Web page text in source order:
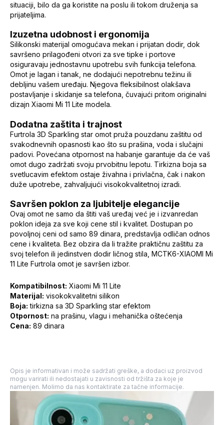
situaciji, bilo da ga koristite na poslu ili tokom druženja sa
prijateljima.
Izuzetna udobnost i ergonomija
Silikonski materijal omogućava mekan i prijatan dodir, dok
savršeno prilagođeni otvori za sve tipke i portove
osiguravaju jednostavnu upotrebu svih funkcija telefona.
Omot je lagan i tanak, ne dodajući nepotrebnu težinu ili
debljinu vašem uređaju. Njegova fleksibilnost olakšava
postavljanje i skidanje sa telefona, čuvajući pritom originalni
dizajn Xiaomi Mi 11 Lite modela.
Dodatna zaštita i trajnost
Furtrola 3D Sparkling star omot pruža pouzdanu zaštitu od
svakodnevnih opasnosti kao što su prašina, voda i slučajni
padovi. Povećana otpornost na habanje garantuje da će vaš
omot dugo zadržati svoju prvobitnu lepotu. Tirkizna boja sa
svetlucavim efektom ostaje živahna i privlačna, čak i nakon
duže upotrebe, zahvaljujući visokokvalitetnoj izradi.
Savršen poklon za ljubitelje elegancije
Ovaj omot ne samo da štiti vaš uređaj već je i izvanredan
poklon ideja za sve koji cene stil i kvalitet. Dostupan po
povoljnoj ceni od samo 89 dinara, predstavlja odličan odnos
cene i kvaliteta. Bez obzira da li tražite praktičnu zaštitu za
svoj telefon ili jedinstven dodir ličnog stila, MCTK6-XIAOMI Mi
11 Lite Furtrola omot je savršen izbor.
Kompatibilnost: Xiaomi Mi 11 Lite
Materijal: visokokvalitetni silikon
Boja: tirkizna sa 3D Sparkling star efektom
Otpornost: na prašinu, vlagu i mehanička oštećenja
Cena: 89 dinara
Opis je informativan i može sadržati greške, a dodaci uz proizvod
mogu varirati ili nedostajati u zavisnosti od tržišta za koje je
namenjen. Molimo da nas kontaktirate za tačne informacije.